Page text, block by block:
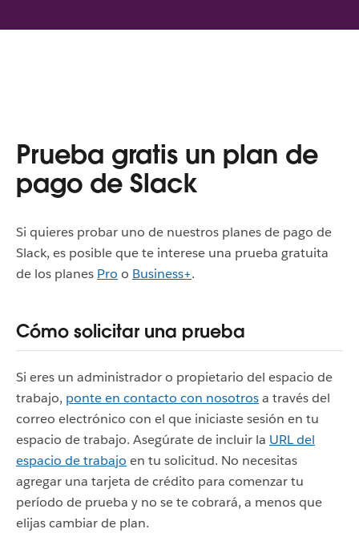
Prueba gratis un plan de
pago de Slack
Si quieres probar uno de nuestros planes de pago de
Slack, es posible que te interese una prueba gratuita
de los planes Pro o Business+.
Cómo solicitar una prueba
Si eres un administrador o propietario del espacio de
trabajo, ponte en contacto con nosotrosa través del
correo electrónico con el que iniciaste sesión en tu
espacio de trabajo. Asegúrate de incluir la URL del
espacio de trabajo en tu solicitud. No necesitas
agregar una tarjeta de crédito para comenzar tu
período de prueba y no se te cobrará, a menos que
elijas cambiar de plan.